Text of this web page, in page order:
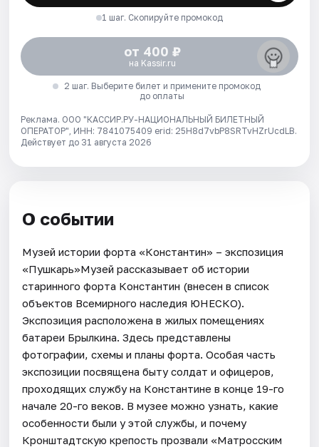
1 шаг. Скопируйте промокод
от 400 ₽
на Kassir.ru
2 шаг. Выберите билет и примените промокод
до оплаты
Реклама. ООО "КАССИР.РУ-НАЦИОНАЛЬНЫЙ БИЛЕТНЫЙ
ОПЕРАТОР", ИНН: 7841075409 erid: 25H8d7vbP8SRTvHZrUcdLB.
Действует до 31 августа 2026
О событии
Музей истории форта «Константин» – экспозиция
«Пушкарь»Музей рассказывает об истории
старинного форта Константин (внесен в список
объектов Всемирного наследия ЮНЕСКО).
Экспозиция расположена в жилых помещениях
батареи Брылкина. Здесь представлены
фотографии, схемы и планы форта. Особая часть
экспозиции посвящена быту солдат и офицеров,
проходящих службу на Константине в конце 19-го
начале 20-го веков. В музее можно узнать, какие
особенности были у этой службы, и почему
Кронштадтскую крепость прозвали «Матросским